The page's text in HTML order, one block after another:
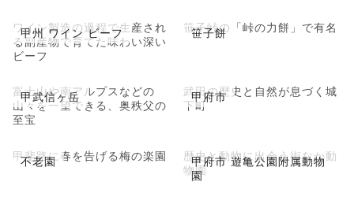
甲州 ワイン ビーフ
ワイン製造の過程で生産され
る副産物で育てた味わい深い
ビーフ
笹子餅
笹子峠の「峠の力餅」で有名
甲武信ヶ岳
富士山や南アルプスなどの
山々を一望できる、奥秩父の
至宝
甲府市
武田の歴史と自然が息づく城
下町
不老園
甲斐路に春を告げる梅の楽園
甲府市 遊亀公園附属動物
園
歴史と動物に出会う街なか動
物園